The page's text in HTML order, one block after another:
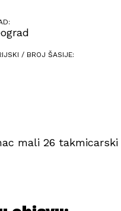
/ BROJ ŠASIJE:
mali 26 takmicarski